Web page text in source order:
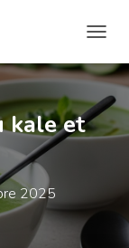
kale et
2025